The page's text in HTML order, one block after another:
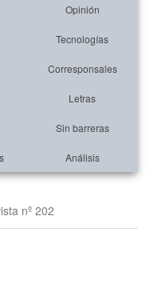
Opinión
Tecnologías
Corresponsales
Letras
Sin barreras
Análisis
nº 202